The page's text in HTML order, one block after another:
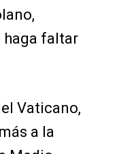
haga faltar
Vaticano,
a la